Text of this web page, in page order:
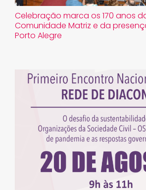
Celebração marca os 170 anos
Comunidade Matriz e da
Porto Alegre